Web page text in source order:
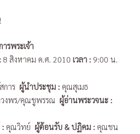
รพระเจ้า
: 8 สิงหาคม ค.ศ. 2010 เวลา : 9:00 น.
าร ผู้นำประชุม : คุณสุเมธ
งพร/คุณชูพรรณ ผู้อ่านพระวจนะ :
: คุณวิทย์ ผู้ต้อนรับ & ปฏิคม : คุณชน